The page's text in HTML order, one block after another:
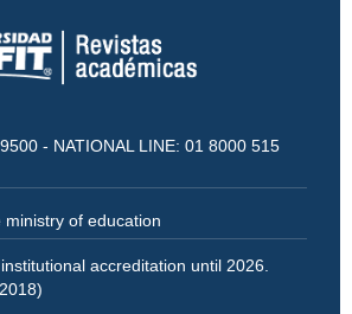
- NATIONAL LINE: 01 8000 515
of education
accreditation until 2026.